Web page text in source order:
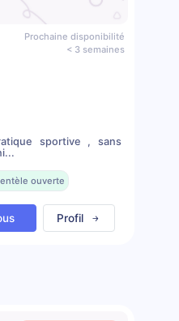
Prochaine disponibilité
< 3 semaines
sportive , sans
ouverte
Profil